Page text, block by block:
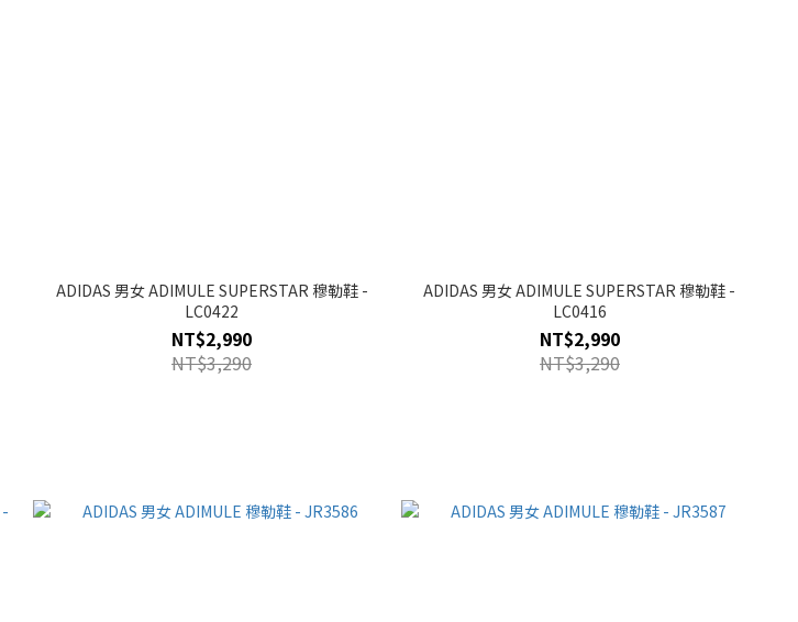
ADIDAS 男女 ADIMULE SUPERSTAR 穆勒鞋 -
LC0422
NT$2,990
NT$3,290
ADIDAS 男女 ADIMULE SUPERSTAR 穆勒鞋 -
LC0416
NT$2,990
NT$3,290